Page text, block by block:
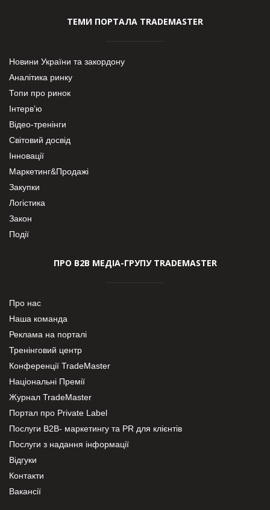
ТЕМИ ПОРТАЛА TRADEMASTER
Новини України та закордону
Аналітика ринку
Топи про ринок
Інтерв’ю
Відео-тренінги
Світовий досвід
Інновації
Маркетинг&Продажі
Закупки
Логістика
Закон
Події
ПРО В2В МЕДІА-ГРУПУ TRADEMASTER
Про нас
Наша команда
Реклама на порталі
Тренінговий центр
Конференції TradeMaster
Національні Премії
Журнал TradeMaster
Портал про Private Label
Послуги В2В- маркетингу та PR для клієнтів
Послуги з надання інформації
Відгуки
Контакти
Вакансії